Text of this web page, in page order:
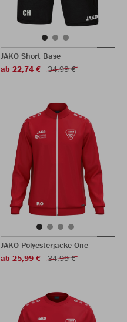
JAKO Short Base
ab 22,74 €
34,99 €
JAKO Polyesterjacke One
ab 25,99 €
34,99 €